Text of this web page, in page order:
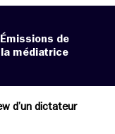
Émissions de
la médiatrice
d’un dictateur